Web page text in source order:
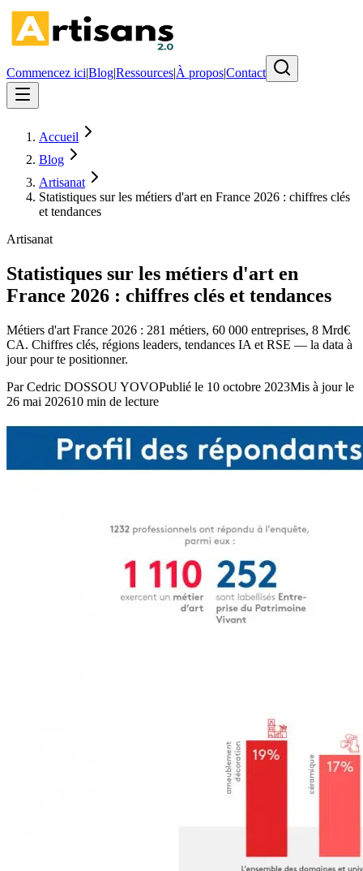
Commencez ici|Blog|Ressources|À propos|Contact
Accueil
Blog
Artisanat
Statistiques sur les métiers d'art en France 2026 : chiffres clés
et tendances
Artisanat
Statistiques sur les métiers d'art en
France 2026 : chiffres clés et tendances
Métiers d'art France 2026 : 281 métiers, 60 000 entreprises, 8 Mrd€
CA. Chiffres clés, régions leaders, tendances IA et RSE — la data à
jour pour te positionner.
ParCedric DOSSOU YOVOPublié le 10 octobre 2023Mis à jour le
26 mai 202610 min de lecture